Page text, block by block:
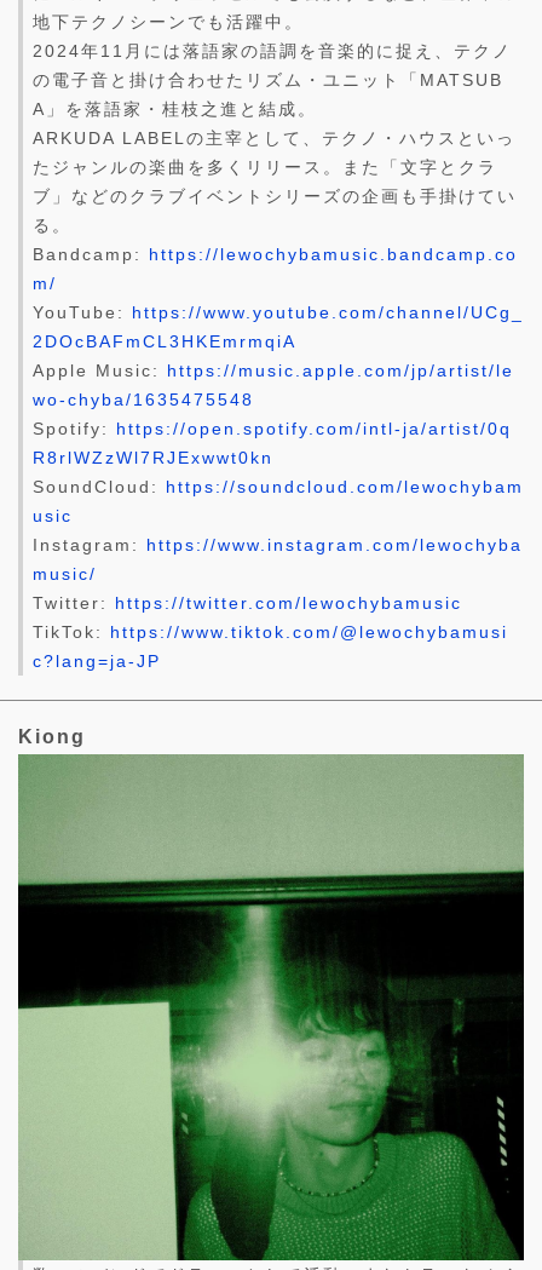
地下テクノシーンでも活躍中。
2024年11月には落語家の語調を音楽的に捉え、テクノ
の電子音と掛け合わせたリズム・ユニット「MATSUB
A」を落語家・桂枝之進と結成。
ARKUDA LABELの主宰として、テクノ・ハウスといっ
たジャンルの楽曲を多くリリース。また「文字とクラ
ブ」などのクラブイベントシリーズの企画も手掛けてい
る。
Bandcamp: https://lewochybamusic.bandcamp.co
m/
YouTube: https://www.youtube.com/channel/UCg_
2DOcBAFmCL3HKEmrmqiA
Apple Music: https://music.apple.com/jp/artist/le
wo-chyba/1635475548
Spotify: https://open.spotify.com/intl-ja/artist/0q
R8rlWZzWl7RJExwwt0kn
SoundCloud: https://soundcloud.com/lewochybam
usic
Instagram: https://www.instagram.com/lewochyba
music/
Twitter: https://twitter.com/lewochybamusic
TikTok: https://www.tiktok.com/@lewochybamusi
c?lang=ja-JP
Kiong